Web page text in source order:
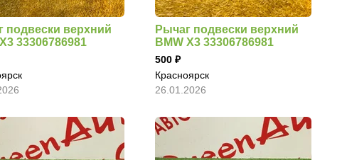
подвески верхний
33306786981
Рычаг подвески верхний
BMW X3 33306786981
500
Красноярск
26.01.2026